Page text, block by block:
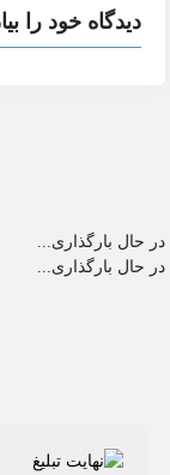
دیدگاه خود را
در حال بارگذاری...
در حال بارگذاری...